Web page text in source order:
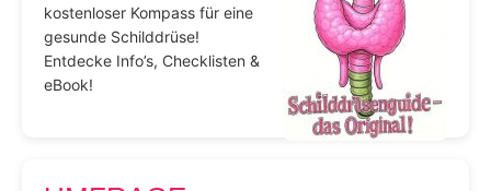
kostenloser Kompass für eine
gesunde Schilddrüse!
Entdecke Info’s, Checklisten &
eBook!